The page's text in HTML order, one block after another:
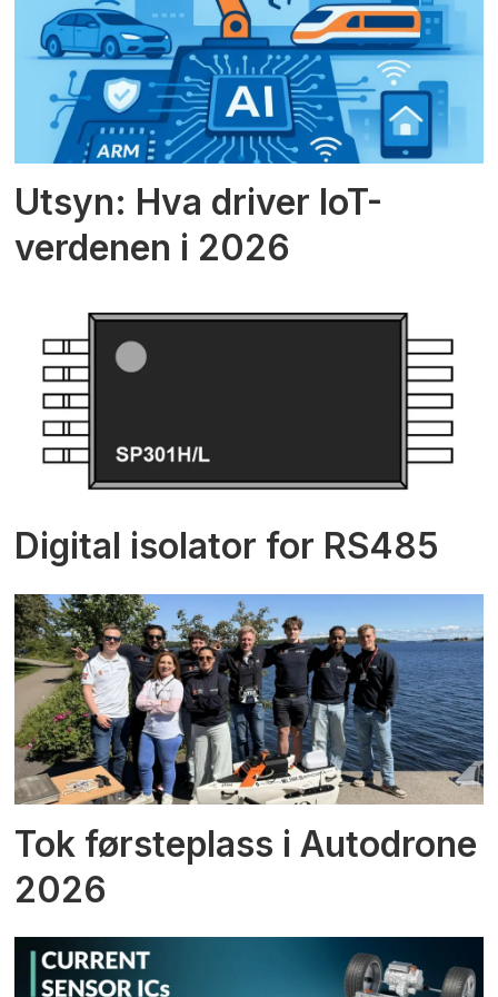
Utsyn: Hva driver IoT-
verdenen i 2026
Digital isolator for RS485
Tok førsteplass i Autodrone
2026